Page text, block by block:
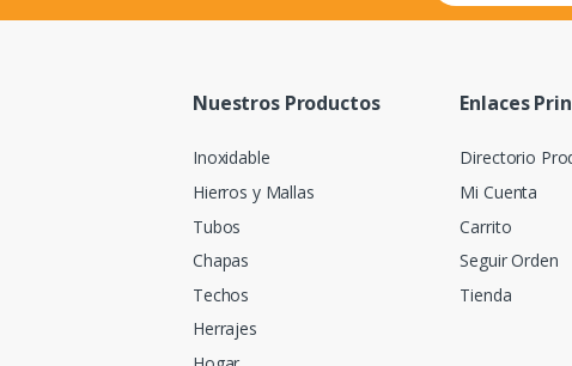
Nuestros Productos
Inoxidable
Hierros y Mallas
Tubos
Chapas
Techos
Herrajes
Enlaces
Directorio
Mi Cuenta
Carrito
Seguir Orden
Tienda